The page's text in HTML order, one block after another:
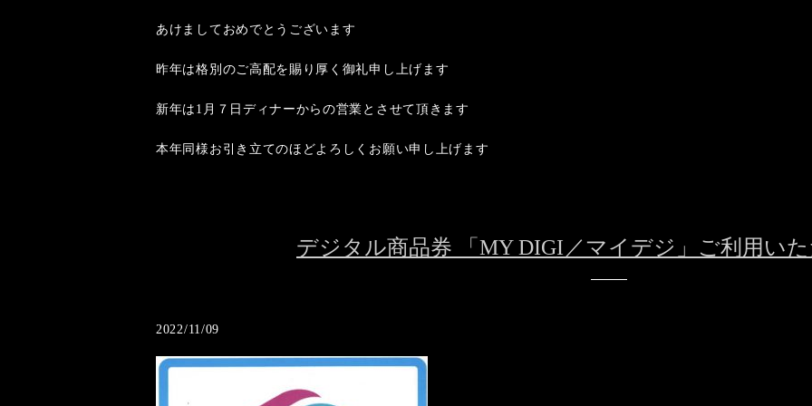
あけましておめでとうございます
昨年は格別のご高配を賜り厚く御礼申し上げます
新年は1月７日ディナーからの営業とさせて頂きます
本年同様お引き立てのほどよろしくお願い申し上げます
デジタル商品券 「MY DIGI／マイデジ」ご利用いた
2022/11/09